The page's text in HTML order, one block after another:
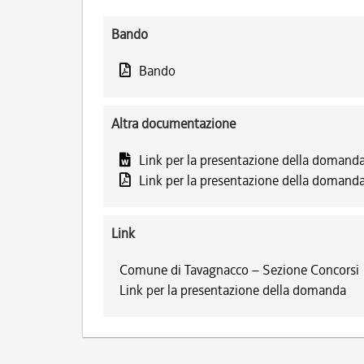
Bando
Bando
Altra documentazione
Link per la presentazione della
Link per la presentazione della
Link
Comune di Tavagnacco – Sezione Concorsi
Link per la presentazione della domanda